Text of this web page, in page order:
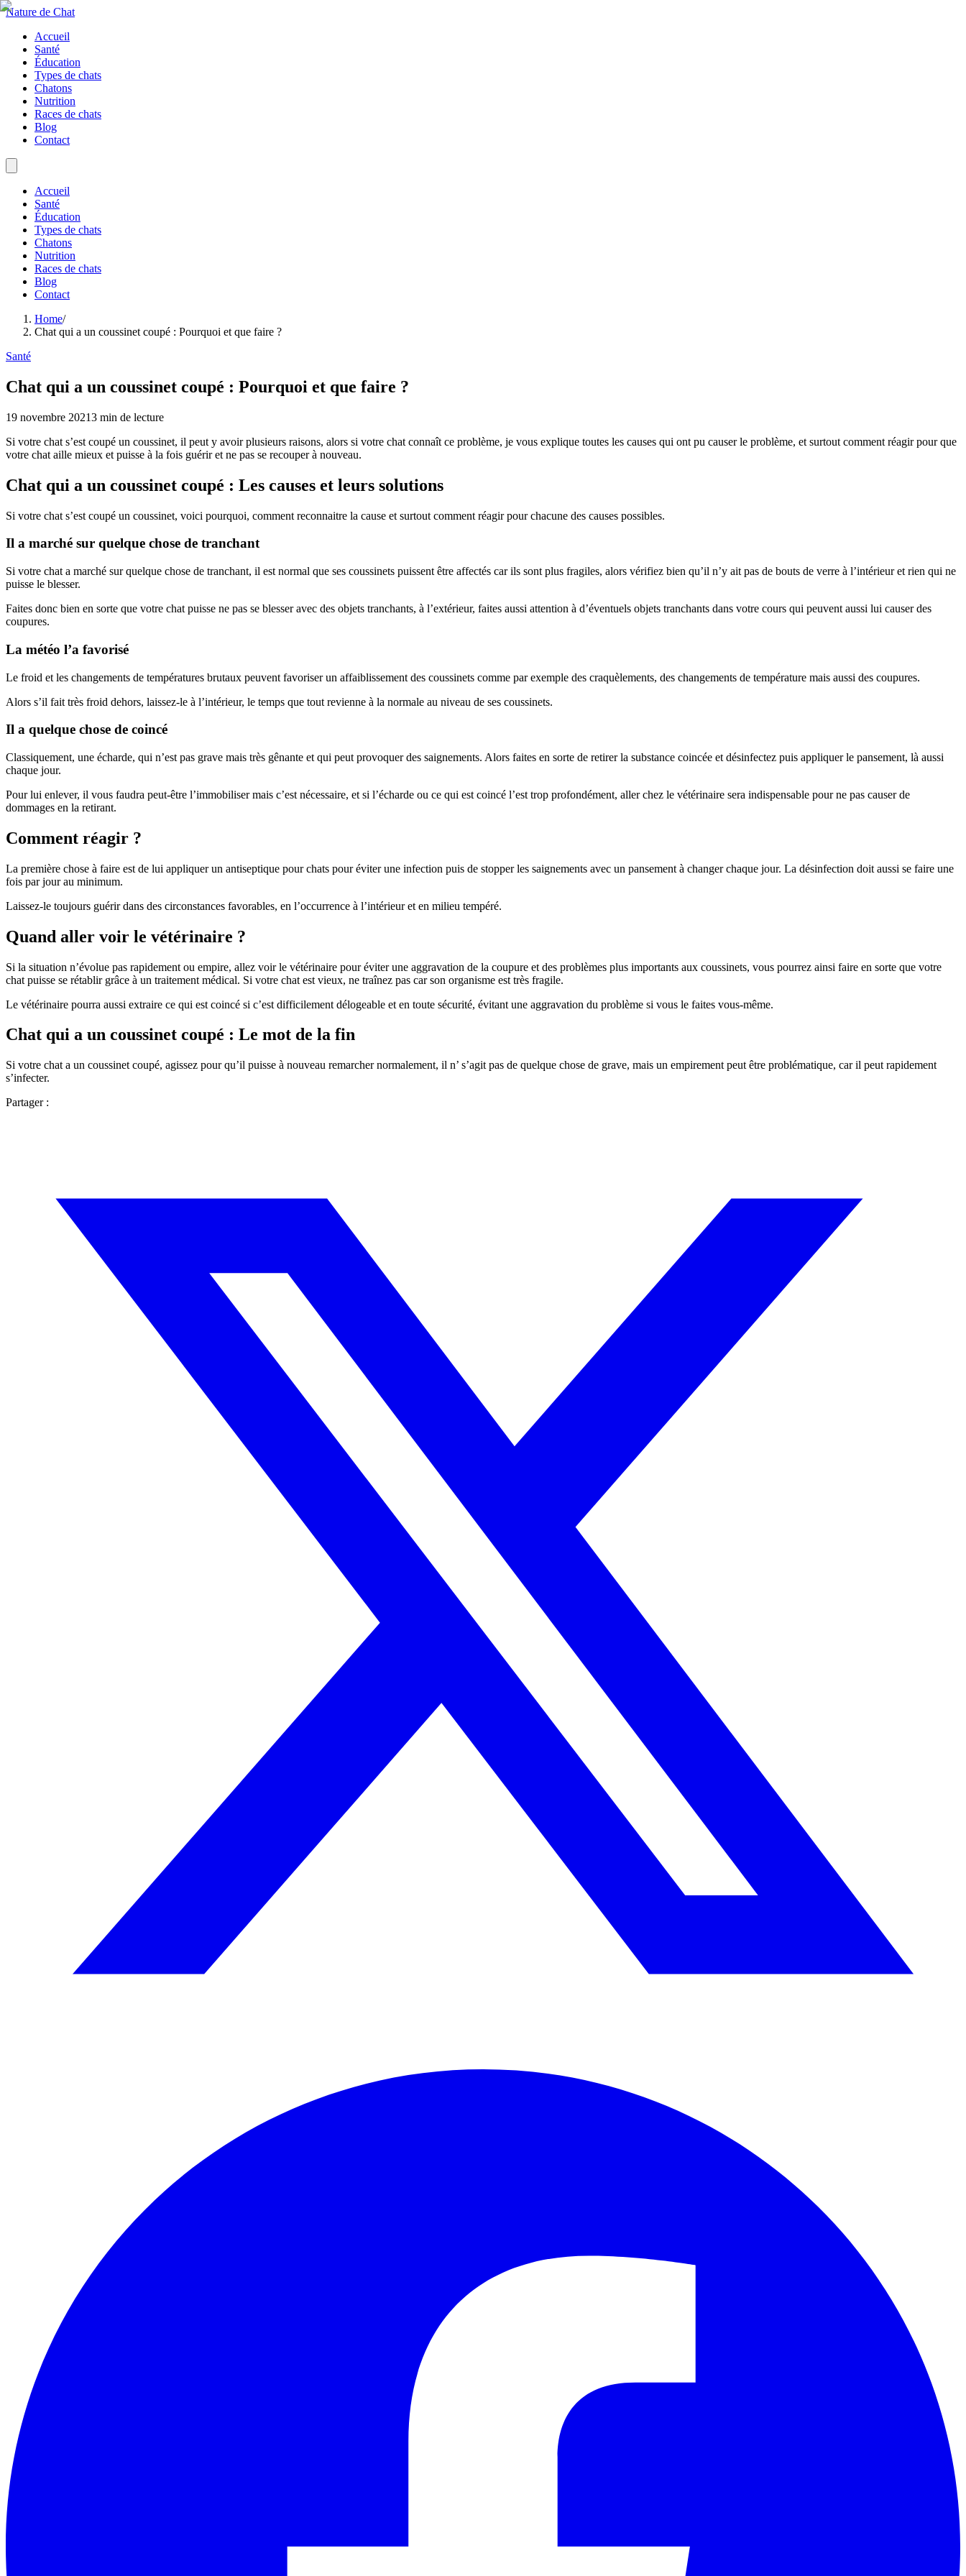
Nature de Chat
Accueil
Santé
Éducation
Types de chats
Chatons
Nutrition
Races de chats
Blog
Contact
Accueil
Santé
Éducation
Types de chats
Chatons
Nutrition
Races de chats
Blog
Contact
Home/
Chat qui a un coussinet coupé : Pourquoi et que faire ?
Santé
Chat qui a un coussinet coupé : Pourquoi et que faire ?
19 novembre 20213 min de lecture
Si votre chat s’est coupé un coussinet, il peut y avoir plusieurs raisons, alors si votre chat connaît ce problème, je vous explique toutes les causes qui ont pu causer le problème, et surtout comment réagir pour que
votre chat aille mieux et puisse à la fois guérir et ne pas se recouper à nouveau.
Chat qui a un coussinet coupé : Les causes et leurs solutions
Si votre chat s’est coupé un coussinet, voici pourquoi, comment reconnaitre la cause et surtout comment réagir pour chacune des causes possibles.
Il a marché sur quelque chose de tranchant
Si votre chat a marché sur quelque chose de tranchant, il est normal que ses coussinets puissent être affectés car ils sont plus fragiles, alors vérifiez bien qu’il n’y ait pas de bouts de verre à l’intérieur et rien qui ne
puisse le blesser.
Faites donc bien en sorte que votre chat puisse ne pas se blesser avec des objets tranchants, à l’extérieur, faites aussi attention à d’éventuels objets tranchants dans votre cours qui peuvent aussi lui causer des
coupures.
La météo l’a favorisé
Le froid et les changements de températures brutaux peuvent favoriser un affaiblissement des coussinets comme par exemple des craquèlements, des changements de température mais aussi des coupures.
Alors s’il fait très froid dehors, laissez-le à l’intérieur, le temps que tout revienne à la normale au niveau de ses coussinets.
Il a quelque chose de coincé
Classiquement, une écharde, qui n’est pas grave mais très gênante et qui peut provoquer des saignements. Alors faites en sorte de retirer la substance coincée et désinfectez puis appliquer le pansement, là aussi
chaque jour.
Pour lui enlever, il vous faudra peut-être l’immobiliser mais c’est nécessaire, et si l’écharde ou ce qui est coincé l’est trop profondément, aller chez le vétérinaire sera indispensable pour ne pas causer de
dommages en la retirant.
Comment réagir ?
La première chose à faire est de lui appliquer un antiseptique pour chats pour éviter une infection puis de stopper les saignements avec un pansement à changer chaque jour. La désinfection doit aussi se faire une
fois par jour au minimum.
Laissez-le toujours guérir dans des circonstances favorables, en l’occurrence à l’intérieur et en milieu tempéré.
Quand aller voir le vétérinaire ?
Si la situation n’évolue pas rapidement ou empire, allez voir le vétérinaire pour éviter une aggravation de la coupure et des problèmes plus importants aux coussinets, vous pourrez ainsi faire en sorte que votre
chat puisse se rétablir grâce à un traitement médical. Si votre chat est vieux, ne traînez pas car son organisme est très fragile.
Le vétérinaire pourra aussi extraire ce qui est coincé si c’est difficilement délogeable et en toute sécurité, évitant une aggravation du problème si vous le faites vous-même.
Chat qui a un coussinet coupé : Le mot de la fin
Si votre chat a un coussinet coupé, agissez pour qu’il puisse à nouveau remarcher normalement, il n’ s’agit pas de quelque chose de grave, mais un empirement peut être problématique, car il peut rapidement
s’infecter.
Partager :